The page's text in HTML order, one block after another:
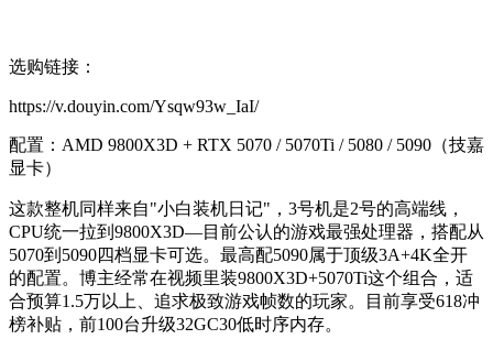
选购链接：
https://v.douyin.com/Ysqw93w_IaI/
配置：AMD 9800X3D + RTX 5070 / 5070Ti / 5080 / 5090（技嘉
显卡）
这款整机同样来自"小白装机日记"，3号机是2号的高端线，
CPU统一拉到9800X3D—目前公认的游戏最强处理器，搭配从
5070到5090四档显卡可选。最高配5090属于顶级3A+4K全开
的配置。博主经常在视频里装9800X3D+5070Ti这个组合，适
合预算1.5万以上、追求极致游戏帧数的玩家。目前享受618冲
榜补贴，前100台升级32GC30低时序内存。